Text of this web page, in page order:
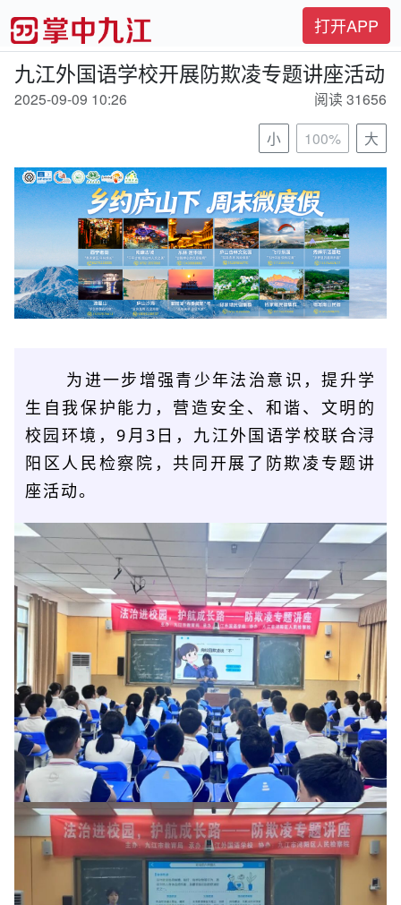
打开APP
九江外国语学校开展防欺凌专题讲座活动
2025-09-09 10:26
阅读 31656
小
100% 大
为进一步增强青少年法治意识，提升学
生自我保护能力，营造安全、和谐、文明的
校园环境，9月3日，九江外国语学校联合浔
阳区人民检察院，共同开展了防欺凌专题讲
座活动。